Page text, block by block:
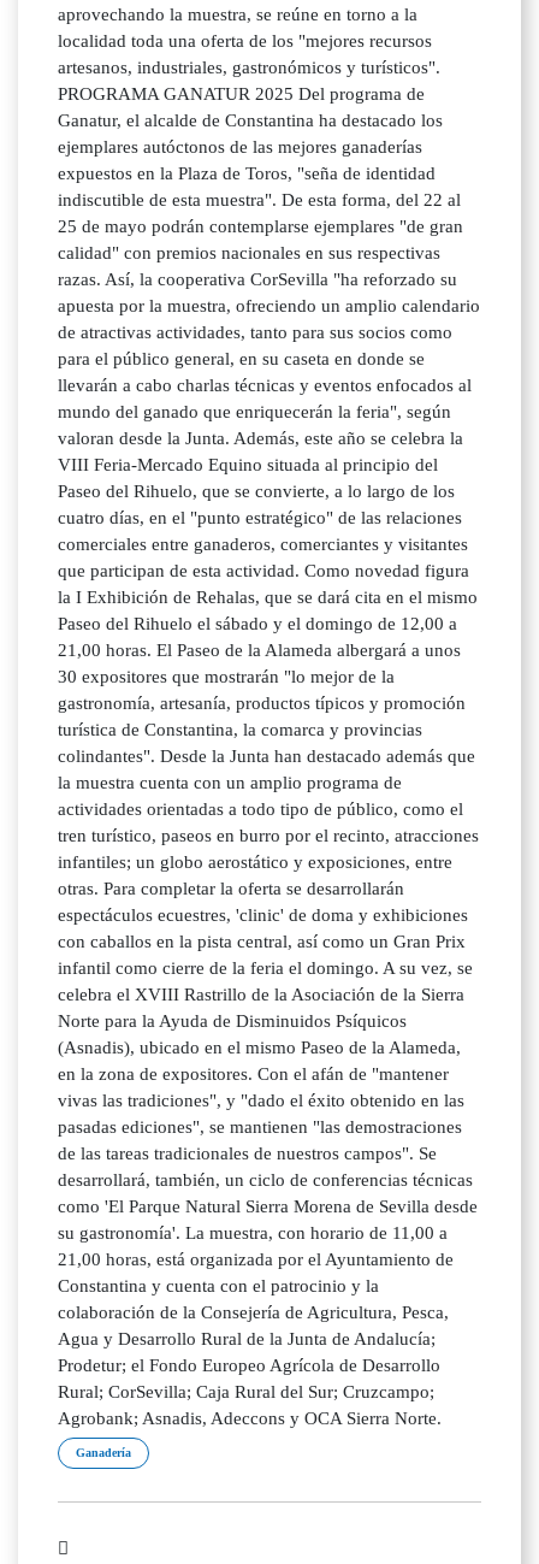
aprovechando la muestra, se reúne en torno a la
localidad toda una oferta de los "mejores recursos
artesanos, industriales, gastronómicos y turísticos".
PROGRAMA GANATUR 2025 Del programa de
Ganatur, el alcalde de Constantina ha destacado los
ejemplares autóctonos de las mejores ganaderías
expuestos en la Plaza de Toros, "seña de identidad
indiscutible de esta muestra". De esta forma, del 22 al
25 de mayo podrán contemplarse ejemplares "de gran
calidad" con premios nacionales en sus respectivas
razas. Así, la cooperativa CorSevilla "ha reforzado su
apuesta por la muestra, ofreciendo un amplio calendario
de atractivas actividades, tanto para sus socios como
para el público general, en su caseta en donde se
llevarán a cabo charlas técnicas y eventos enfocados al
mundo del ganado que enriquecerán la feria", según
valoran desde la Junta. Además, este año se celebra la
VIII Feria-Mercado Equino situada al principio del
Paseo del Rihuelo, que se convierte, a lo largo de los
cuatro días, en el "punto estratégico" de las relaciones
comerciales entre ganaderos, comerciantes y visitantes
que participan de esta actividad. Como novedad figura
la I Exhibición de Rehalas, que se dará cita en el mismo
Paseo del Rihuelo el sábado y el domingo de 12,00 a
21,00 horas. El Paseo de la Alameda albergará a unos
30 expositores que mostrarán "lo mejor de la
gastronomía, artesanía, productos típicos y promoción
turística de Constantina, la comarca y provincias
colindantes". Desde la Junta han destacado además que
la muestra cuenta con un amplio programa de
actividades orientadas a todo tipo de público, como el
tren turístico, paseos en burro por el recinto, atracciones
infantiles; un globo aerostático y exposiciones, entre
otras. Para completar la oferta se desarrollarán
espectáculos ecuestres, 'clinic' de doma y exhibiciones
con caballos en la pista central, así como un Gran Prix
infantil como cierre de la feria el domingo. A su vez, se
celebra el XVIII Rastrillo de la Asociación de la Sierra
Norte para la Ayuda de Disminuidos Psíquicos
(Asnadis), ubicado en el mismo Paseo de la Alameda,
en la zona de expositores. Con el afán de "mantener
vivas las tradiciones", y "dado el éxito obtenido en las
pasadas ediciones", se mantienen "las demostraciones
de las tareas tradicionales de nuestros campos". Se
desarrollará, también, un ciclo de conferencias técnicas
como 'El Parque Natural Sierra Morena de Sevilla desde
su gastronomía'. La muestra, con horario de 11,00 a
21,00 horas, está organizada por el Ayuntamiento de
Constantina y cuenta con el patrocinio y la
colaboración de la Consejería de Agricultura, Pesca,
Agua y Desarrollo Rural de la Junta de Andalucía;
Prodetur; el Fondo Europeo Agrícola de Desarrollo
Rural; CorSevilla; Caja Rural del Sur; Cruzcampo;
Agrobank; Asnadis, Adeccons y OCA Sierra Norte.
Ganadería